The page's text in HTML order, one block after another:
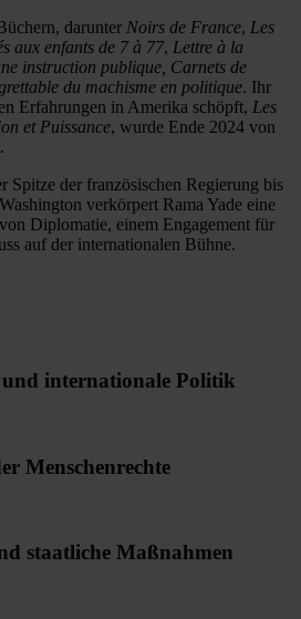
darunter Noirs de France, Les
aux enfants de 7 à 77, Lettre à la
instruction publique, Carnets de
du machisme en politique. Ihr
Erfahrungen in Amerika schöpft, Les
et Puissance, wurde Ende 2024 von
Spitze der französischen Regierung bis
verkörpert Rama Yade eine
Diplomatie, einem Engagement für
auf der internationalen Bühne.
und internationale Politik
Menschenrechte
staatliche Maßnahmen